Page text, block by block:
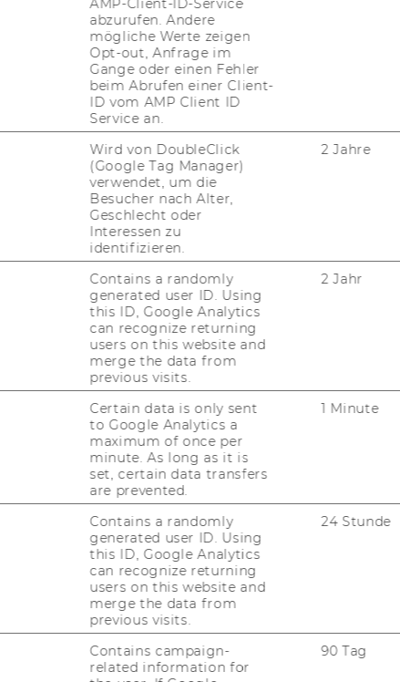
AMP-Client-ID-Service
abzurufen. Andere
mögliche Werte zeigen
Opt-out, Anfrage im
Gange oder einen Fehler
beim Abrufen einer Client-
ID vom AMP Client ID
Service an.
Wird von DoubleClick
(Google Tag Manager)
verwendet, um die
Besucher nach Alter,
Geschlecht oder
Interessen zu
identifizieren.
2 Jahre
Contains a randomly
generated user ID. Using
this ID, Google Analytics
can recognize returning
users on this website and
merge the data from
previous visits.
2 Jahr
Certain data is only sent
to Google Analytics a
maximum of once per
minute. As long as it is
set, certain data transfers
are prevented.
1 Minute
Contains a randomly
generated user ID. Using
this ID, Google Analytics
can recognize returning
users on this website and
merge the data from
previous visits.
24 Stunde
Contains campaign-
related information for
90 Tag